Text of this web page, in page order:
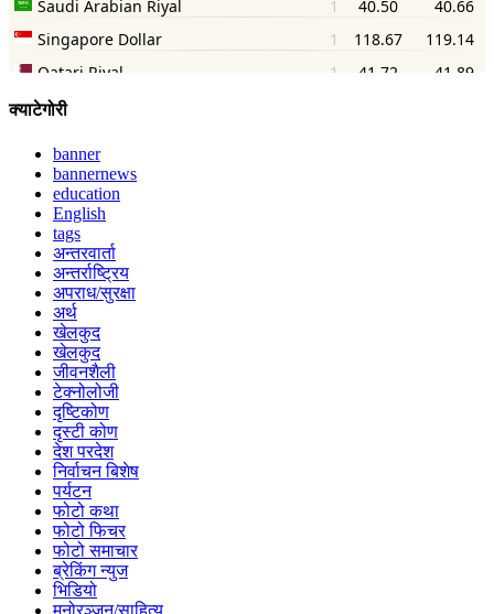
क्याटेगोरी
banner
bannernews
education
English
tags
अन्तरवार्ता
अन्तर्राष्ट्रिय
अपराध/सुरक्षा
अर्थ
खेलकुद
खेलकुद
जीवनशैली
टेक्नोलोजी
दृष्टिकोण
दृस्टी कोण
देश परदेश
निर्वाचन बिशेष
पर्यटन
फोटो कथा
फोटो फिचर
फोटो समाचार
ब्रेकिंग न्युज
भिडियो
मनोरञ्जन/साहित्य